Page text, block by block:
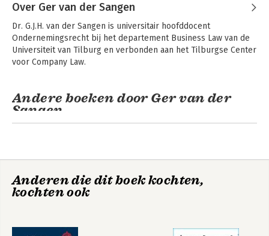
Over Ger van der Sangen
Dr. G.J.H. van der Sangen is universitair hoofddocent
Ondernemingsrecht bij het departement Business Law van de
Universiteit van Tilburg en verbonden aan het Tilburgse Center
voor Company Law.
Andere boeken door Ger van der
Sangen
Anderen die dit boek kochten,
kochten ook